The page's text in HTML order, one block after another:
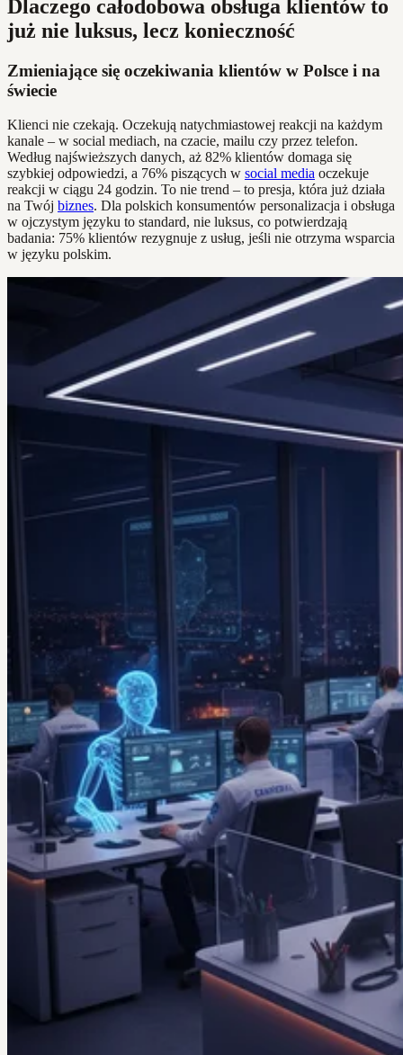
Dlaczego całodobowa obsługa klientów to
już nie luksus, lecz konieczność
Zmieniające się oczekiwania klientów w Polsce i na
świecie
Klienci nie czekają. Oczekują natychmiastowej reakcji na każdym
kanale – w social mediach, na czacie, mailu czy przez telefon.
Według najświeższych danych, aż 82% klientów domaga się
szybkiej odpowiedzi, a 76% piszących w social media oczekuje
reakcji w ciągu 24 godzin. To nie trend – to presja, która już działa
na Twój biznes. Dla polskich konsumentów personalizacja i obsługa
w ojczystym języku to standard, nie luksus, co potwierdzają
badania: 75% klientów rezygnuje z usług, jeśli nie otrzyma wsparcia
w języku polskim.